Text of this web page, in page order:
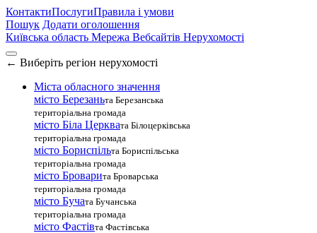
КонтактиПослугиПравила і умови
Пошук Додати оголошення
Київська область Мережа Вебсайтів Нерухомості
← Виберіть регіон нерухомості
Міста обласного значення
місто Березаньта Березанська
територіальна громада
місто Біла Церквата Білоцерківська
територіальна громада
місто Бориспільта Бориспільська
територіальна громада
місто Броварита Броварська
територіальна громада
місто Бучата Бучанська
територіальна громада
місто Фастівта Фастівська